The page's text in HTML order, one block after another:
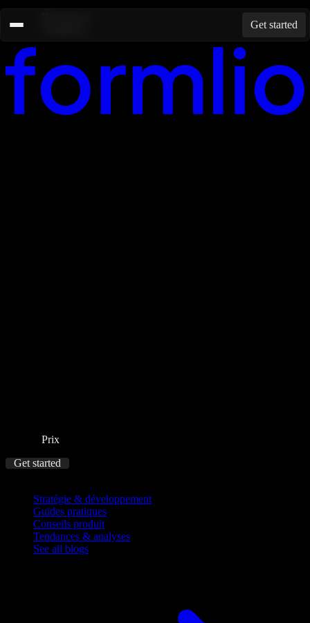
Prix
Get started
Stratégie & développement
Guides pratiques
Conseils produit
Tendances & analyses
See all blogs
Get started